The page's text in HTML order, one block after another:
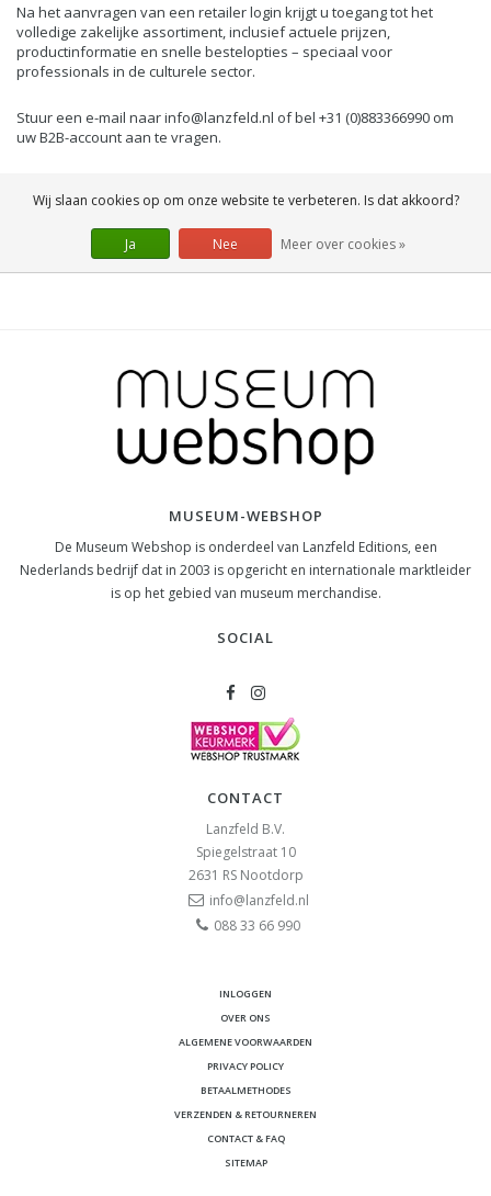
Na het aanvragen van een retailer login krijgt u toegang tot het
volledige zakelijke assortiment, inclusief actuele prijzen,
productinformatie en snelle bestelopties – speciaal voor
professionals in de culturele sector.
Stuur een e-mail naarinfo@lanzfeld.nl of bel +31 (0)883366990 om
uw B2B-account aan te vragen.
MUSEUM-WEBSHOP
De Museum Webshop is onderdeel van Lanzfeld Editions, een
Nederlands bedrijf dat in 2003 is opgericht en internationale marktleider
is op het gebied van museum merchandise.
SOCIAL
CONTACT
Lanzfeld B.V.
Spiegelstraat 10
2631 RS Nootdorp
info@lanzfeld.nl
088 33 66 990
INLOGGEN
OVER ONS
ALGEMENE VOORWAARDEN
PRIVACY POLICY
BETAALMETHODES
VERZENDEN & RETOURNEREN
CONTACT & FAQ
SITEMAP
Wij slaan cookies op om onze website te verbeteren. Is dat akkoord?
Ja Nee Meer over cookies »